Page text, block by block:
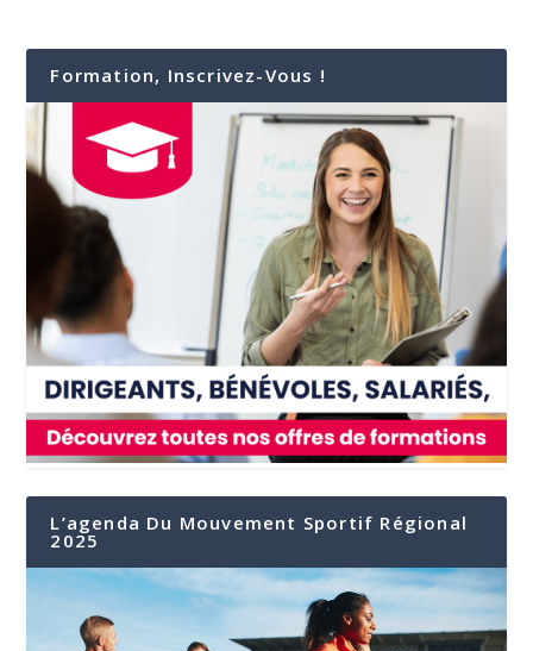
Formation, Inscrivez-Vous !
L’agenda Du Mouvement Sportif Régional
2025